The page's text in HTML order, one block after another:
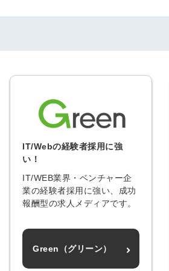
IT/Webの経験者採用に強
い！
IT/WEB業界・ベンチャー企
業の経験者採用に強い、成功
報酬型の求人メディアです。
Green（グリーン）
解決
頼れる
「採用パ
ートナ
ー」
の特徴
採用に役立つ
ノウハウ資料
が届く